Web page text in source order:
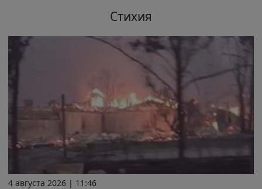
Стихия
4 августа 2026 | 11:46